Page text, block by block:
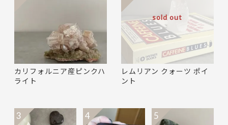
カリフォルニア産ピンクハ
ライト
sold out
レムリアン クォーツ ポイ
ント
3 4 5